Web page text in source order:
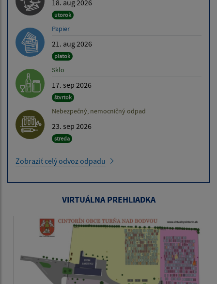
18. aug 2026
utorok
Papier
21. aug 2026
piatok
Sklo
17. sep 2026
štvrtok
Nebezpečný, nemocničný odpad
23. sep 2026
streda
Zobraziť celý odvoz odpadu
VIRTUÁLNA PREHLIADKA